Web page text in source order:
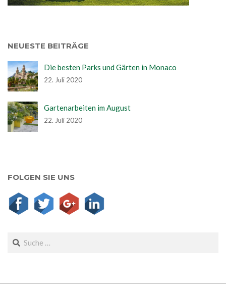
NEUESTE BEITRÄGE
Die besten Parks und Gärten in Monaco
22. Juli 2020
Gartenarbeiten im August
22. Juli 2020
FOLGEN SIE UNS
Search